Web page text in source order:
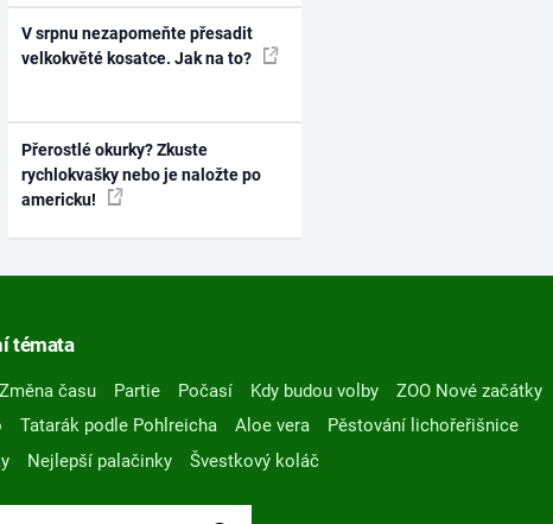
V srpnu nezapomeňte přesadit
velkokvěté kosatce. Jak na to?
Přerostlé okurky? Zkuste
rychlokvašky nebo je naložte po
americku!
témata
Změna času Partie Počasí Kdy budou volby
ZOO Nové začátky
Tatarák podle Pohlreicha Aloe vera
Pěstování lichořeřišnice
Nejlepší palačinky Švestkový koláč